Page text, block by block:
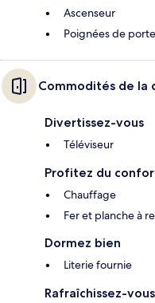
Ascenseur
Poignées de
Commodités de la
Divertissez-vous
Téléviseur
Profitez du
Chauffage
Fer et planche à
Dormez bien
Literie fournie
Rafraîchissez-vous